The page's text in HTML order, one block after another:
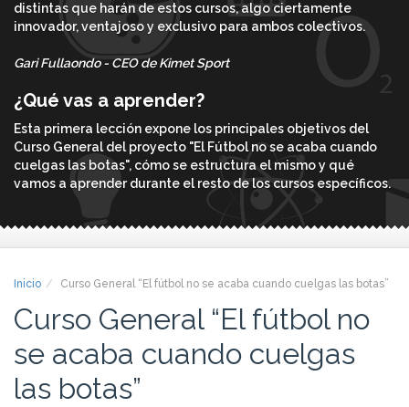
distintas que harán de estos cursos, algo ciertamente
innovador, ventajoso y exclusivo para ambos colectivos.
Gari Fullaondo - CEO de Kimet Sport
¿Qué vas a aprender?
Esta primera lección expone los principales objetivos del
Curso General del proyecto "El Fútbol no se acaba cuando
cuelgas las botas", cómo se estructura el mismo y qué
vamos a aprender durante el resto de los cursos específicos.
Inicio Curso General “El fútbol no se acaba cuando cuelgas las botas”
Curso General “El fútbol no
se acaba cuando cuelgas
las botas”